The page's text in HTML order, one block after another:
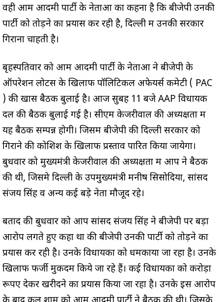
वही आम आदमी पार्टी के नेताओं का कहना है कि बीजेपी उनकी
पार्टी को तोड़ने का प्रयास कर रही है, दिल्ली में उनकी सरकार
गिराना चाहती है।
बृहस्पतिवार को आम आदमी पार्टी के नेताओं ने बीजेपी के
ऑपरेशन लोटस के खिलाफ पॉलिटिकल अफेयर्स कमेटी ( PAC
) की खास बैठक बुलाई है। आज सुबह 11 बजे AAP विधायक
दल की बैठक बुलाई गई है। सीएम केजरीवाल की अध्यक्षता में
यह बैठक सम्पन्न होगी। जिसमें बीजेपी की दिल्ली सरकार को
गिराने की कोशिश के खिलाफ प्रस्ताव पारित किया जायेगा।
बुधवार को मुख्यमंत्री केजरीवाल की अध्यक्षता में आप ने बैठक
की थी, जिसमे दिल्ली के उपमुख्यमंत्री मनीष सिसोदिया, सांसद
संजय सिंह व अन्य कई बड़े नेता मौजूद रहे।
बतादें की बुधवार को आप सांसद संजय सिंह ने बीजेपी पर बड़ा
आरोप लगते हुए कहा था की बीजेपी उनकी पार्टी को तोड़ने का
प्रयास कर रही है। उनके विधायकों को धमकाया जा रहा है। उनके
खिलाफ फर्जी मुकदमें किये जा रहे हैं। कई विधायकों को करोड़ों
रूपए देकर खरीदने का प्रयास किया जा रहा है। उनके इस आरोप